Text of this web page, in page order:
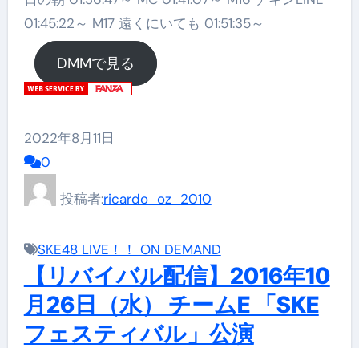
01:45:22～ M17 遠くにいても 01:51:35～
DMMで見る
2022年8月11日
0
投稿者:ricardo_oz_2010
SKE48 LIVE！！ ON DEMAND
【リバイバル配信】2016年10
月26日（水） チームE 「SKE
フェスティバル」公演